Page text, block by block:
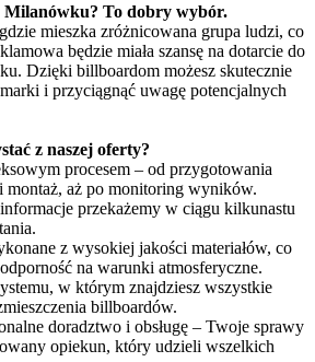
Milanówku? To dobry wybór.
mieszka zróżnicowana grupa ludzi, co
będzie miała szansę na dotarcie do
Dzięki billboardom możesz skutecznie
i przyciągnąć uwagę potencjalnych
z naszej oferty?
procesem – od przygotowania
aż po monitoring wyników.
przekażemy w ciągu kilkunastu
z wysokiej jakości materiałów, co
na warunki atmosferyczne.
w którym znajdziesz wszystkie
billboardów.
doradztwo i obsługę – Twoje sprawy
opiekun, który udzieli wszelkich